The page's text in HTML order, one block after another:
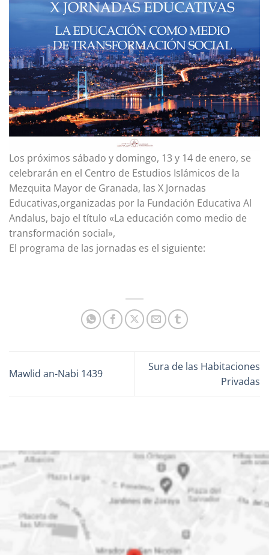
Los próximos sábado y domingo, 13 y 14 de enero, se
celebrarán en el Centro de Estudios Islámicos de la
Mezquita Mayor de Granada, las X Jornadas
Educativas,organizadas por la Fundación Educativa Al
Andalus, bajo el título «La educación como medio de
transformación social»,
El programa de las jornadas es el siguiente:
Mawlid an-Nabi 1439
Sura de las Habitaciones
Privadas